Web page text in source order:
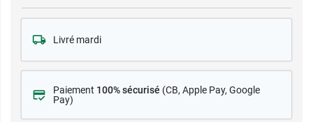
Livré mardi
Paiement 100% sécurisé (CB, Apple Pay, Google
Pay)